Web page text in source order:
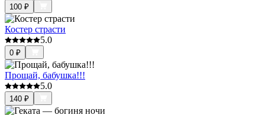
100 ₽
Костер страсти
5.0
0 ₽
Прощай, бабушка!!!
5.0
140 ₽